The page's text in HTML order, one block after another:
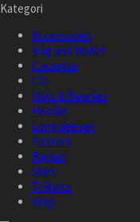
Kategori
Accessories
Bag and Wallet
Cassette
CD
Hats & Beanies
Hoodie
Longsleeves
Posters
Raglan
Shirt
T-Shirts
Vinyl